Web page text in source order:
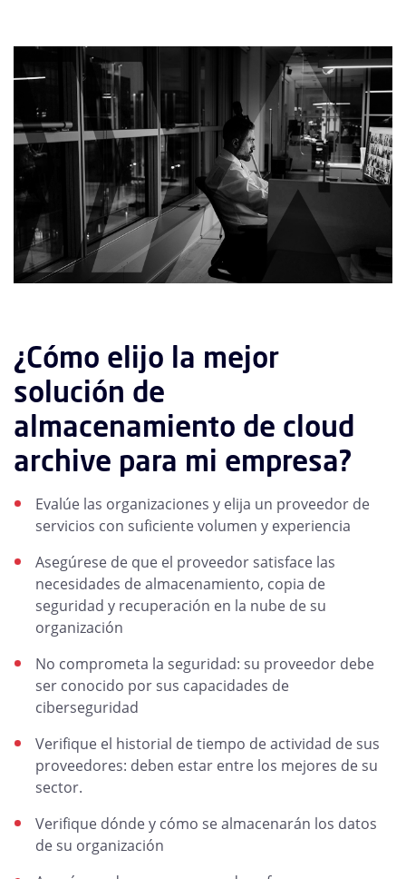
¿Cómo elijo la mejor
solución de
almacenamiento de cloud
archive para mi empresa?
Evalúe las organizaciones y elija un proveedor de
servicios con suficiente volumen y experiencia
Asegúrese de que el proveedor satisface las
necesidades de almacenamiento, copia de
seguridad y recuperación en la nube de su
organización
No comprometa la seguridad: su proveedor debe
ser conocido por sus capacidades de
ciberseguridad
Verifique el historial de tiempo de actividad de sus
proveedores: deben estar entre los mejores de su
sector.
Verifique dónde y cómo se almacenarán los datos
de su organización